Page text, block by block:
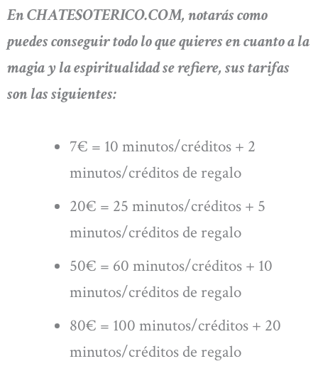
En CHATESOTERICO.COM, notarás como
puedes conseguir todo lo que quieres en cuanto a la
magia y la espiritualidad se refiere, sus tarifas
son las siguientes:
7€ = 10 minutos/créditos + 2
minutos/créditos de regalo
20€ = 25 minutos/créditos + 5
minutos/créditos de regalo
50€ = 60 minutos/créditos + 10
minutos/créditos de regalo
80€ = 100 minutos/créditos + 20
minutos/créditos de regalo